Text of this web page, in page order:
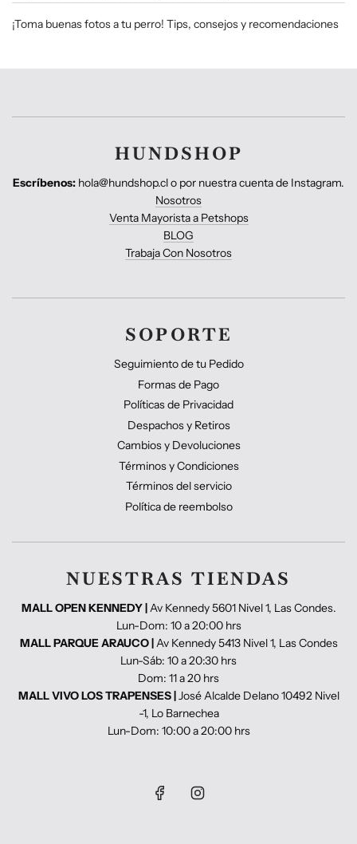
¡Toma buenas fotos a tu perro! Tips, consejos y recomendaciones
HUNDSHOP
Escríbenos: hola@hundshop.cl o por nuestra cuenta de Instagram.
Nosotros
Venta Mayorista a Petshops
BLOG
Trabaja Con Nosotros
SOPORTE
Seguimiento de tu Pedido
Formas de Pago
Políticas de Privacidad
Despachos y Retiros
Cambios y Devoluciones
Términos y Condiciones
Términos del servicio
Política de reembolso
NUESTRAS TIENDAS
MALL OPEN KENNEDY |Av Kennedy 5601 Nivel 1, Las Condes.
Lun-Dom: 10 a 20:00 hrs
MALL PARQUE ARAUCO |Av Kennedy 5413 Nivel 1, Las Condes
Lun-Sáb: 10 a 20:30 hrs
Dom: 11 a 20 hrs
MALL VIVO LOS TRAPENSES |José Alcalde Delano 10492 Nivel
-1, Lo Barnechea
Lun-Dom: 10:00 a 20:00 hrs